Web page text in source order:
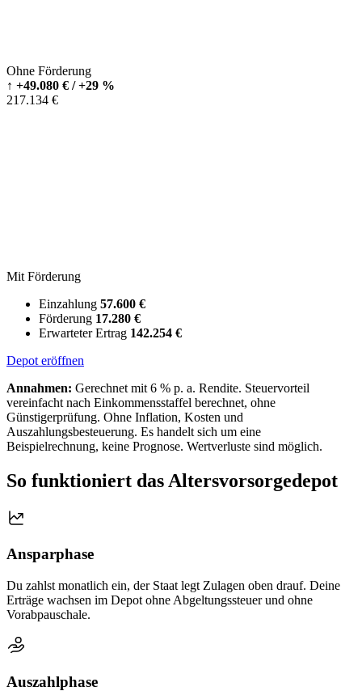
Ohne Förderung
↑ +49.080 € / +29 %
217.134 €
Mit Förderung
Einzahlung 57.600 €
Förderung 17.280 €
Erwarteter Ertrag 142.254 €
Depot eröffnen
Annahmen: Gerechnet mit 6 % p. a. Rendite. Steuervorteil
vereinfacht nach Einkommensstaffel berechnet, ohne
Günstigerprüfung. Ohne Inflation, Kosten und
Auszahlungsbesteuerung. Es handelt sich um eine
Beispielrechnung, keine Prognose. Wertverluste sind möglich.
So funktioniert das Altersvorsorgedepot
Ansparphase
Du zahlst monatlich ein, der Staat legt Zulagen oben drauf. Deine
Erträge wachsen im Depot ohne Abgeltungssteuer und ohne
Vorabpauschale.
Auszahlphase